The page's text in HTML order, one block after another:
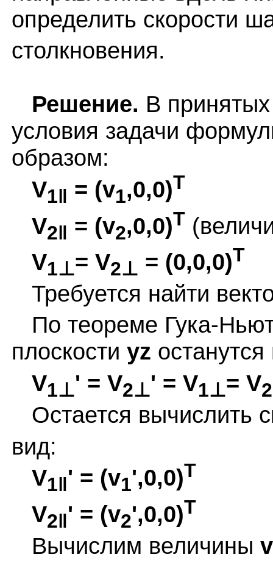
определить скорости
столкновения.
Решение. В
условия задачи
образом:
V1‖ = (v1,0,0)T
V2‖ = (v2,0,0)T
V1⊥= V2⊥ = (0,0,0)T
Требуется найти
По теореме Гука-
плоскости yz
V1⊥' = V2⊥' = V1⊥= V
Остается вычислить
вид:
V1‖' = (v1',0,0)T
V2‖' = (v2',0,0)T
Вычислим величины v